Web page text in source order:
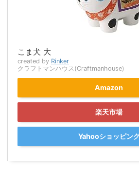
こま犬 大
created by Rinker
クラフトマンハウス(Craftmanhouse)
Amazon
楽天市場
Yahooショッピン